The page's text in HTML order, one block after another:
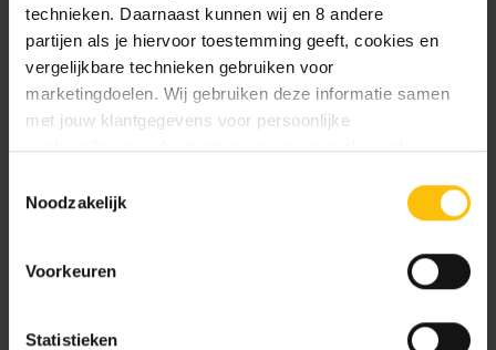
technieken. Daarnaast kunnen wij en 8 andere
partijen als je hiervoor toestemming geeft, cookies en
vergelijkbare technieken gebruiken voor
marketingdoelen. Wij gebruiken deze informatie samen
met jouw klantgegevens voor persoonlijke
aanbevelingen, advertenties en gepersonaliseerde
ervaringen: je eigen DTDD (gepersonaliseerde
aanbevelingen, functionaliteiten en communicatie binnen
dtdd.nl (relevante advertenties op websites en apps van
onzeprivacy policy
Noodzakelijk
Voorkeuren
Statistieken
Mail me zodra product op voorraad is.